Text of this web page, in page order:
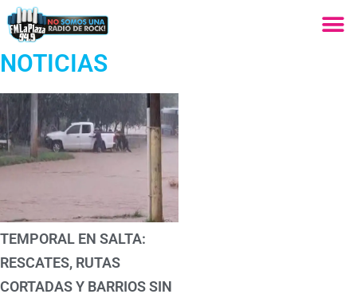
NOTICIAS
TEMPORAL EN SALTA:
RESCATES, RUTAS
CORTADAS Y BARRIOS SIN